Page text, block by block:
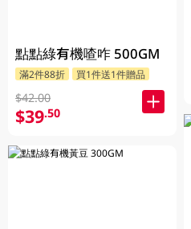
點點綠有機喳咋 500GM
滿2件88折 買1件送1件贈品
$42.00
$39.50